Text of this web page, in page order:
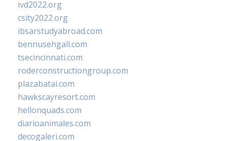
ivd2022.org
csity2022.org
ibsarstudyabroad.com
bennusehgall.com
tsecincinnati.com
roderconstructiongroup.com
plazabatai.com
hawkscayresort.com
hellonquads.com
diarioanimales.com
decogaleri.com